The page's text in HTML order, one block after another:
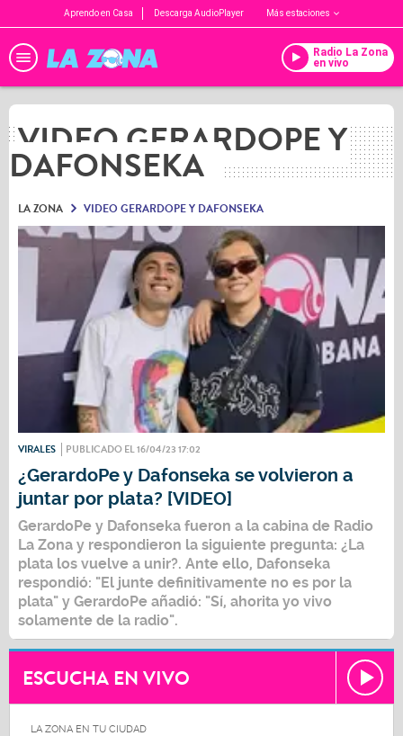
Aprendo en Casa Descarga AudioPlayer Más estaciones
Radio La Zona
en vivo
VIDEO GERARDOPE Y
DAFONSEKA
LA ZONA VIDEO GERARDOPE Y DAFONSEKA
VIRALES PUBLICADO EL 16/04/23 17:02
¿GerardoPe y Dafonseka se volvieron a
juntar por plata? [VIDEO]
GerardoPe y Dafonseka fueron a la cabina de Radio
La Zona y respondieron la siguiente pregunta: ¿La
plata los vuelve a unir?. Ante ello, Dafonseka
respondió: "El junte definitivamente no es por la
plata" y GerardoPe añadió: "Sí, ahorita yo vivo
solamente de la radio".
ESCUCHA EN VIVO
LA ZONA EN TU CIUDAD